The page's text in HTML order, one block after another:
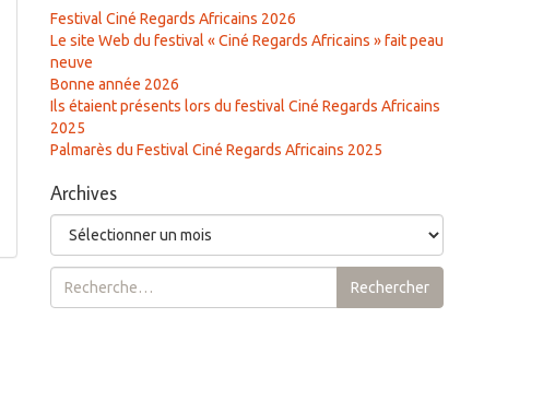
Festival Ciné Regards Africains 2026
Le site Web du festival « Ciné Regards Africains » fait peau
neuve
Bonne année 2026
Ils étaient présents lors du festival Ciné Regards Africains
2025
Palmarès du Festival Ciné Regards Africains 2025
Archives
Archives
Rechercher :
Rechercher